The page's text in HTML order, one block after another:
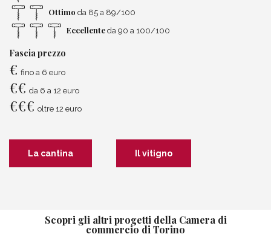
Ottimo da 85 a 89/100
Eccellente da 90 a 100/100
Fascia prezzo
€ fino a 6 euro
€€ da 6 a 12 euro
€€€ oltre 12 euro
La cantina Il vitigno
Scopri gli altri progetti della Camera di
commercio di Torino